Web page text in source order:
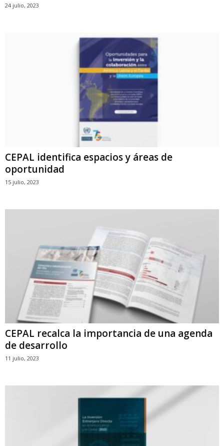
24 julio, 2023
CEPAL identifica espacios y áreas de
oportunidad
15 julio, 2023
CEPAL recalca la importancia de una agenda
de desarrollo
11 julio, 2023